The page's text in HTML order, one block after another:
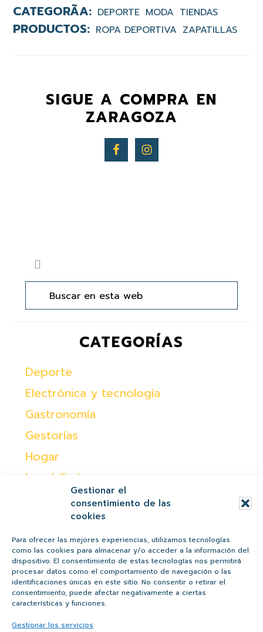
Gestionar el
consentimiento de las
cookies
Para ofrecer las mejores experiencias, utilizamos tecnologías
como las cookies para almacenar y/o acceder a la información del
dispositivo. El consentimiento de estas tecnologías nos permitirá
procesar datos como el comportamiento de navegación o las
identificaciones únicas en este sitio. No consentir o retirar el
consentimiento, puede afectar negativamente a ciertas
características y funciones.
Gestionar los servicios
DEPORTE MODA TIENDAS
ROPA DEPORTIVA ZAPATILLAS
SIGUE A COMPRA EN
ZARAGOZA
lateral
principal
Buscar
en
web
CATEGORÍAS
Deporte
Electrónica y tecnología
Gastronomía
Gestorías
Hogar
Inmobiliaria
Otras
Peques
Regalos
Salud y belleza
Tiendas